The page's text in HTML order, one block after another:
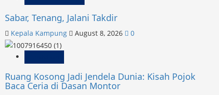
Sabar, Tenang, Jalani Takdir
Kepala Kampung August 8, 2026 0
Ruang Kosong Jadi Jendela Dunia: Kisah Pojok
Baca Ceria di Dasan Montor